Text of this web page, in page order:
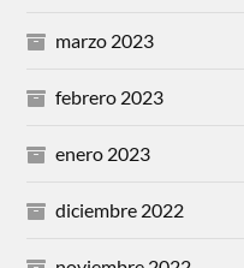
marzo 2023
febrero 2023
enero 2023
diciembre 2022